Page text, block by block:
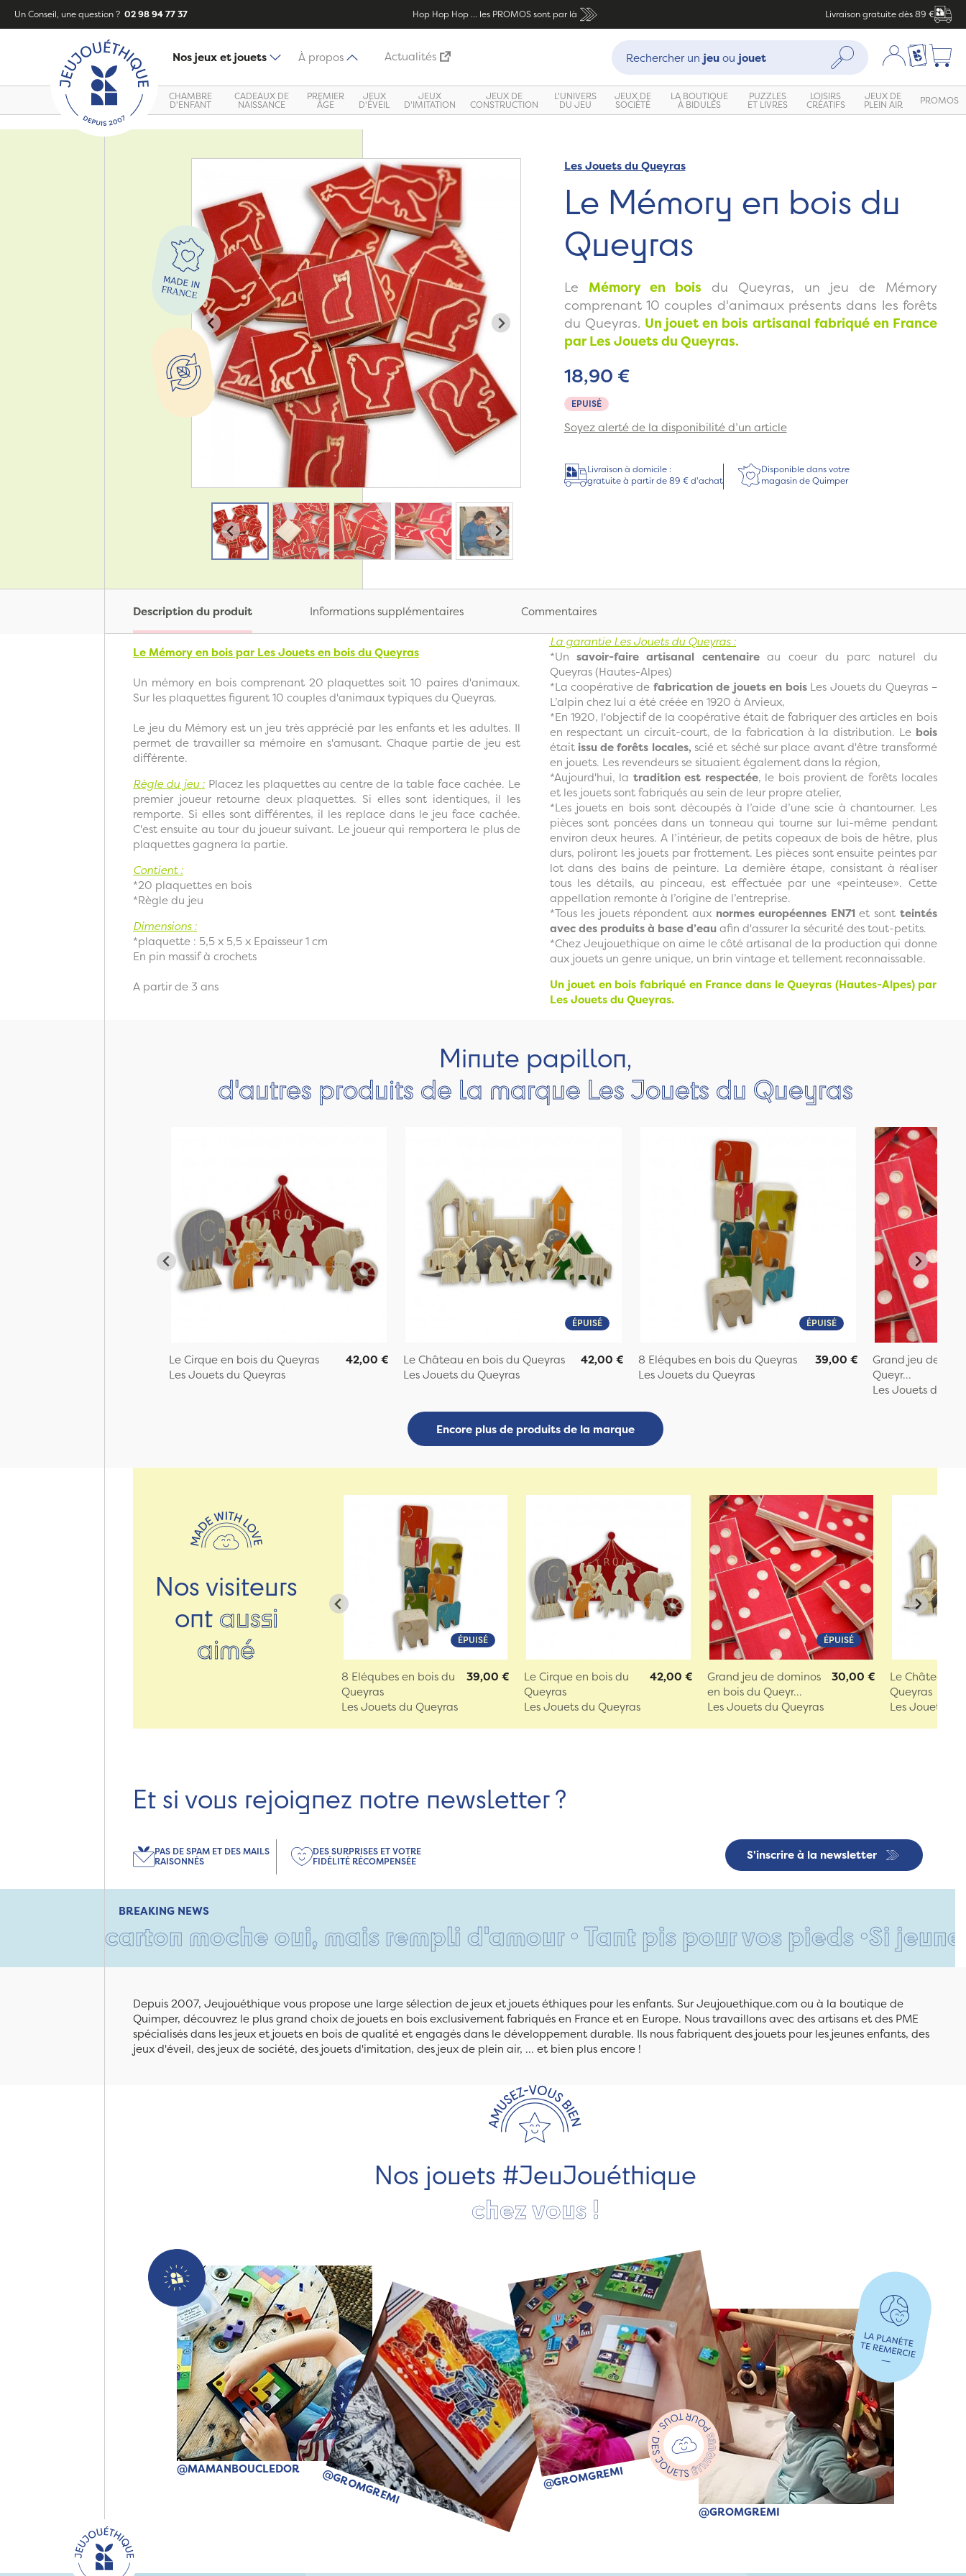
Un Conseil, une question ? 02 98 94 77 37 Hop Hop Hop ... les PROMOS sont par là Livraison gratuite dès 89 €
Nos jeux et jouets À propos Actualités
Recherche :
Rechercher un jeuou jouet Rechercher Mon compte
Ma liste
CHAMBRE
D'ENFANT
CADEAUX DE
NAISSANCE
PREMIER
ÂGE
JEUX
D'ÉVEIL
JEUX
D'IMITATION
JEUX DE
CONSTRUCTION
L'UNIVERS
DU JEU
JEUX DE
SOCIÉTÉ
LA BOUTIQUE
À BIDULES
PUZZLES
ET LIVRES
LOISIRS
CRÉATIFS
JEUX DE
PLEIN AIR PROMOS
Les Jouets du Queyras
Le Mémory en bois du
Queyras
Le Mémory en bois du Queyras, un jeu de Mémory
comprenant 10 couples d'animaux présents dans les forêts
du Queyras. Un jouet en bois artisanal fabriqué en France
par Les Jouets du Queyras.
EPUISÉ
18,90 €
Soyez alerté de la disponibilité d’un article
Livraison à domicile :
gratuite à partir de 89 € d'achat
Disponible dans votre
magasin de Quimper
Description du produit Informations supplémentaires Commentaires
Le Mémory en bois par Les Jouets en bois du Queyras
Un mémory en bois comprenant 20 plaquettes soit 10 paires d'animaux.
Sur les plaquettes figurent 10 couples d'animaux typiques du Queyras.
Le jeu du Mémory est un jeu très apprécié par les enfants et les adultes. Il
permet de travailler sa mémoire en s'amusant. Chaque partie de jeu est
différente.
Règle du jeu : Placez les plaquettes au centre de la table face cachée. Le
premier joueur retourne deux plaquettes. Si elles sont identiques, il les
remporte. Si elles sont différentes, il les replace dans le jeu face cachée.
C'est ensuite au tour du joueur suivant. Le joueur qui remportera le plus de
plaquettes gagnera la partie.
Contient :
*20 plaquettes en bois
*Règle du jeu
Dimensions :
*plaquette : 5,5 x 5,5 x Epaisseur 1 cm
En pin massif à crochets
A partir de 3 ans
La garantie Les Jouets du Queyras:
*Un savoir-faire artisanal centenaireau coeur du parc naturel du
Queyras (Hautes-Alpes)
*La coopérative de fabrication de jouets en boisLes Jouets du Queyras –
L’alpin chez lui a été créée en 1920 à Arvieux,
*En 1920, l'objectif de la coopérative était de fabriquer des articles en bois
en respectant un circuit-court, de la fabrication à la distribution. Le bois
étaitissu de forêts locales, scié et séché sur place avant d'être transformé
en jouets. Les revendeurs se situaient également dans la région,
*Aujourd'hui, la tradition est respectée, le bois provient de forêts locales
et les jouets sont fabriqués au sein de leur propre atelier,
*Les jouets en bois sont découpés à l’aide d’une scie à chantourner. Les
pièces sont poncées dans un tonneau qui tourne sur lui-même pendant
environ deux heures. A l’intérieur, de petits copeaux de bois de hêtre, plus
durs, poliront les jouets par frottement. Les pièces sont ensuite peintes par
lot dans des bains de peinture. La dernière étape, consistant à réaliser
tous les détails, au pinceau, est effectuée par une «peinteuse». Cette
appellation remonte à l’origine de l’entreprise.
*Tous les jouets répondent aux normes européennes EN71 et sont teintés
avec des produits à base d’eauafin d'assurer la sécurité des tout-petits.
*Chez Jeujouethique on aime le côté artisanal de la production qui donne
aux jouets un genre unique, un brin vintage et tellement reconnaissable.
Un jouet en bois fabriqué en France dans le Queyras (Hautes-Alpes) par
Les Jouets du Queyras.
Minute papillon,
d'autres produits de la marque Les Jouets du Queyras
Le Cirque en bois du Queyras
Les Jouets du Queyras
42,00 €
ÉPUISÉ
Le Château en bois du Queyras
Les Jouets du Queyras
42,00 €
ÉPUISÉ
8 Eléqubes en bois du Queyras
Les Jouets du Queyras
39,00 €
Grand jeu de
Queyr...
Les Jouets du
Encore plus de produits de la marque
Nos visiteurs
ont aussi
aimé
ÉPUISÉ
8 Eléqubes en bois du
Queyras
Les Jouets du Queyras
39,00 €
Le Cirque en bois du
Queyras
Les Jouets du Queyras
42,00 €
ÉPUISÉ
Grand jeu de dominos
en bois du Queyr...
Les Jouets du Queyras
30,00 €
Le Château
Queyras
Les Jouets du
Et si vous rejoignez notre newsletter ?
S'inscrire à la newsletter
PAS DE SPAM ET DES MAILS
RAISONNÉS
DES SURPRISES ET VOTRE
FIDÉLITÉ RÉCOMPENSÉE
BREAKING NEWS
carton moche oui, mais rempli d'amour • Tant pis pour vos pieds • Si jeune et
Depuis 2007, Jeujouéthique vous propose une large sélection de jeux et jouets éthiques pour les enfants. Sur Jeujouethique.com ou à la boutique de
Quimper, découvrez le plus grand choix de jouets en bois exclusivement fabriqués en France et en Europe. Nous travaillons avec des artisans et des PME
spécialisés dans les jeux et jouets en bois de qualité et engagés dans le développement durable. Ils nous fabriquent des jouets pour les jeunes enfants, des
jeux d'éveil, des jeux de société, des jouets d'imitation, des jeux de plein air, ... et bien plus encore !
Nos jouets #JeuJouéthique
chez vous !
@MAMANBOUCLEDOR @GROMGREMI @GROMGREMI
@GROMGREMI